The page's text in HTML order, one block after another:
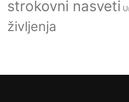
strokovni nasveti
življenja